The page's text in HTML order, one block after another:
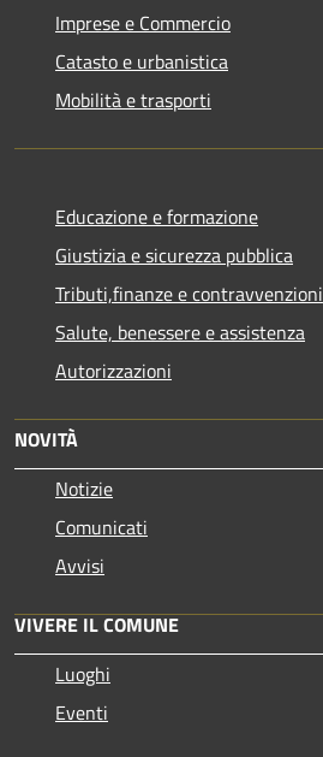
Imprese e Commercio
Catasto e urbanistica
Mobilità e trasporti
Educazione e formazione
Giustizia e sicurezza pubblica
Tributi,finanze e contravvenzioni
Salute, benessere e assistenza
Autorizzazioni
NOVITÀ
Notizie
Comunicati
Avvisi
VIVERE IL COMUNE
Luoghi
Eventi